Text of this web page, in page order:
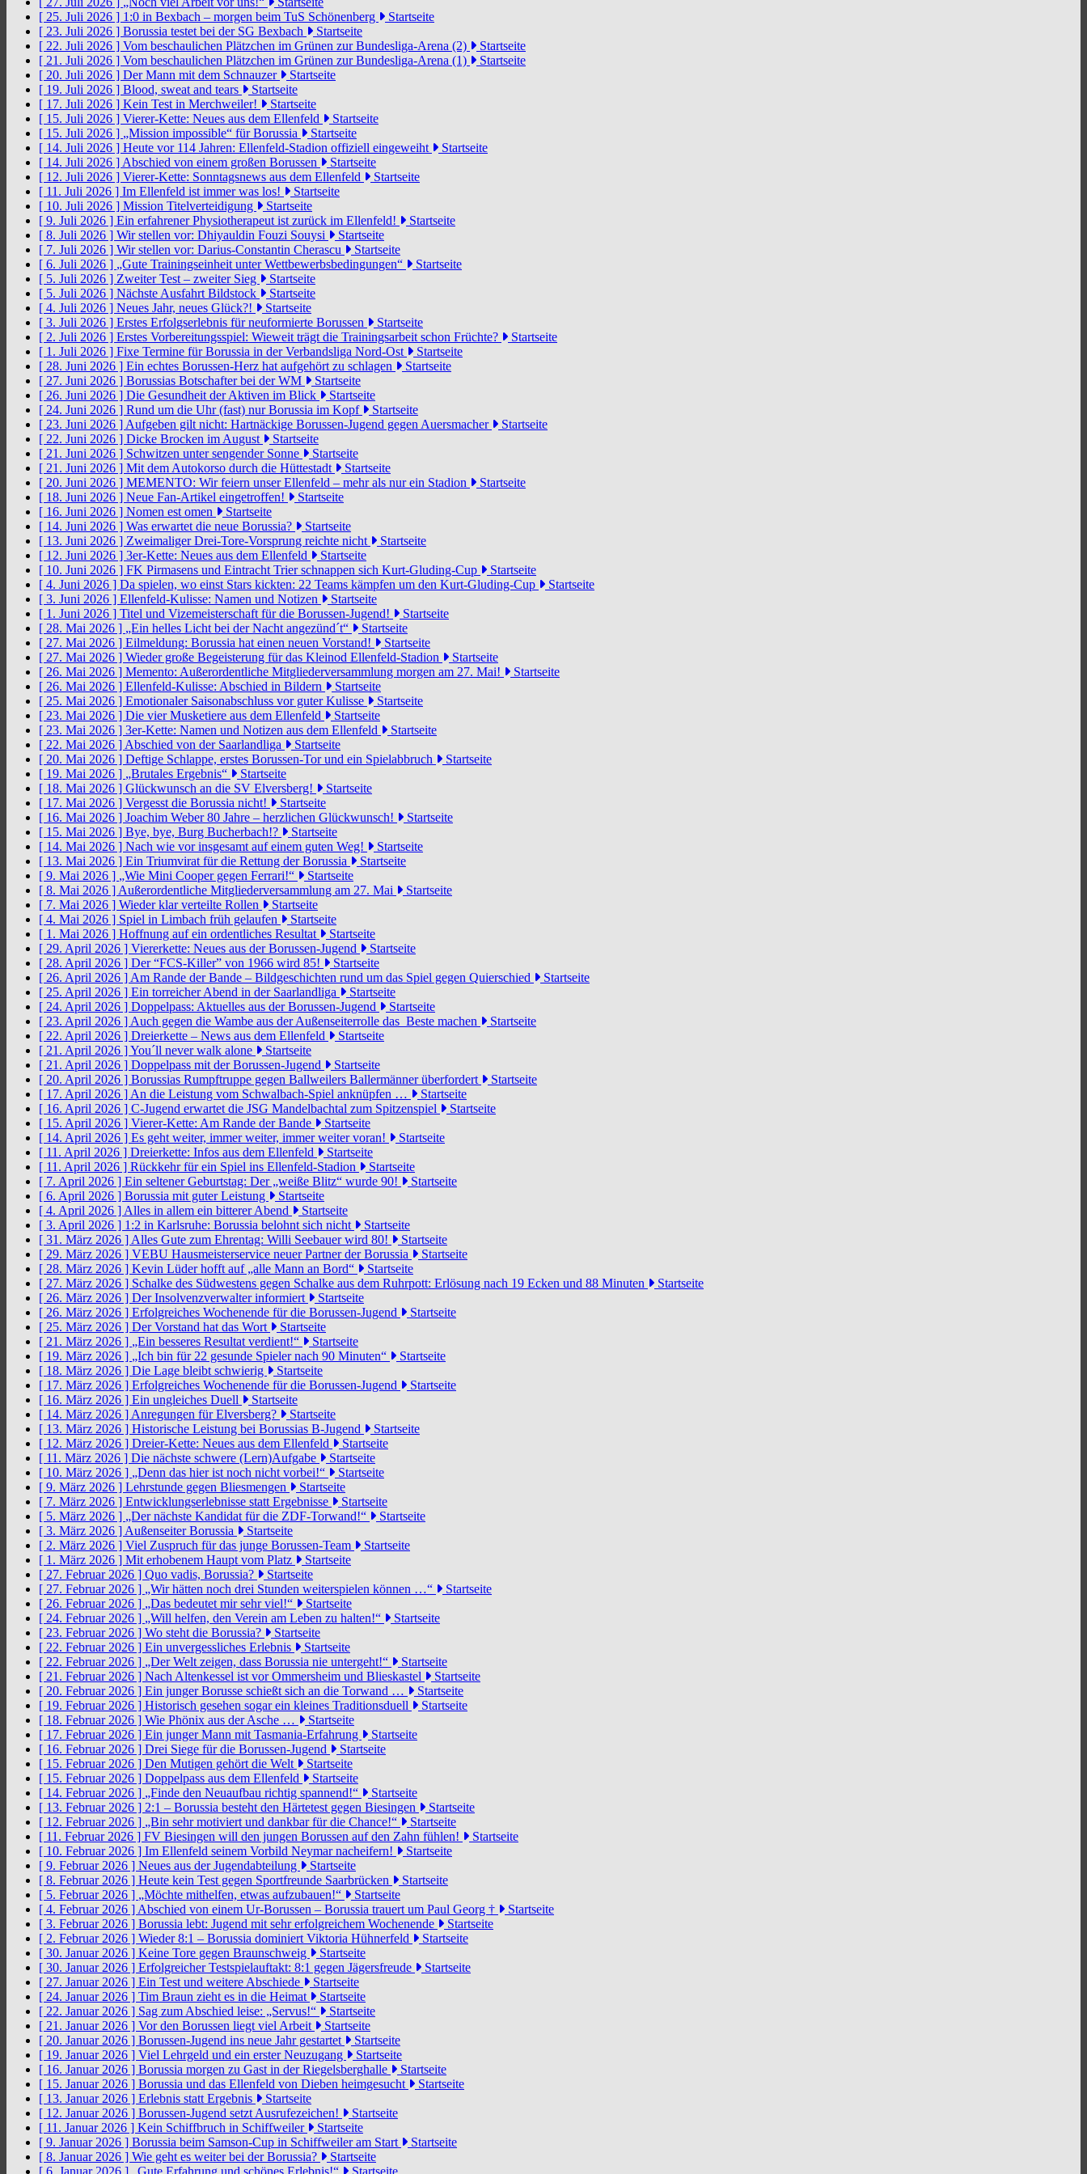
[ 25. Juli 2026 ] 1:0 in Bexbach – morgen beim TuS Schönenberg
Startseite
[ 23. Juli 2026 ] Borussia testet bei der SG Bexbach
Startseite
[ 22. Juli 2026 ] Vom beschaulichen Plätzchen im Grünen zur Bundesliga-Arena (2)
Startseite
[ 21. Juli 2026 ] Vom beschaulichen Plätzchen im Grünen zur Bundesliga-Arena (1)
Startseite
[ 20. Juli 2026 ] Der Mann mit dem Schnauzer
Startseite
[ 19. Juli 2026 ] Blood, sweat and tears
Startseite
[ 17. Juli 2026 ] Kein Test in Merchweiler!
Startseite
[ 15. Juli 2026 ] Vierer-Kette: Neues aus dem Ellenfeld
Startseite
[ 15. Juli 2026 ] „Mission impossible“ für Borussia
Startseite
[ 14. Juli 2026 ] Heute vor 114 Jahren: Ellenfeld-Stadion offiziell eingeweiht
Startseite
[ 14. Juli 2026 ] Abschied von einem großen Borussen
Startseite
[ 12. Juli 2026 ] Vierer-Kette: Sonntagsnews aus dem Ellenfeld
Startseite
[ 11. Juli 2026 ] Im Ellenfeld ist immer was los!
Startseite
[ 10. Juli 2026 ] Mission Titelverteidigung
Startseite
[ 9. Juli 2026 ] Ein erfahrener Physiotherapeut ist zurück im Ellenfeld!
Startseite
[ 8. Juli 2026 ] Wir stellen vor: Dhiyauldin Fouzi Souysi
Startseite
[ 7. Juli 2026 ] Wir stellen vor: Darius-Constantin Cherascu
Startseite
[ 6. Juli 2026 ] „Gute Trainingseinheit unter Wettbewerbsbedingungen“
Startseite
[ 5. Juli 2026 ] Zweiter Test – zweiter Sieg
Startseite
[ 5. Juli 2026 ] Nächste Ausfahrt Bildstock
Startseite
[ 4. Juli 2026 ] Neues Jahr, neues Glück?!
Startseite
[ 3. Juli 2026 ] Erstes Erfolgserlebnis für neuformierte Borussen
Startseite
[ 2. Juli 2026 ] Erstes Vorbereitungsspiel: Wieweit trägt die Trainingsarbeit schon Früchte?
Startseite
[ 1. Juli 2026 ] Fixe Termine für Borussia in der Verbandsliga Nord-Ost
Startseite
[ 28. Juni 2026 ] Ein echtes Borussen-Herz hat aufgehört zu schlagen
Startseite
[ 27. Juni 2026 ] Borussias Botschafter bei der WM
Startseite
[ 26. Juni 2026 ] Die Gesundheit der Aktiven im Blick
Startseite
[ 24. Juni 2026 ] Rund um die Uhr (fast) nur Borussia im Kopf
Startseite
[ 23. Juni 2026 ] Aufgeben gilt nicht: Hartnäckige Borussen-Jugend gegen Auersmacher
Startseite
[ 22. Juni 2026 ] Dicke Brocken im August
Startseite
[ 21. Juni 2026 ] Schwitzen unter sengender Sonne
Startseite
[ 21. Juni 2026 ] Mit dem Autokorso durch die Hüttestadt
Startseite
[ 20. Juni 2026 ] MEMENTO: Wir feiern unser Ellenfeld – mehr als nur ein Stadion
Startseite
[ 18. Juni 2026 ] Neue Fan-Artikel eingetroffen!
Startseite
[ 16. Juni 2026 ] Nomen est omen
Startseite
[ 14. Juni 2026 ] Was erwartet die neue Borussia?
Startseite
[ 13. Juni 2026 ] Zweimaliger Drei-Tore-Vorsprung reichte nicht
Startseite
[ 12. Juni 2026 ] 3er-Kette: Neues aus dem Ellenfeld
Startseite
[ 10. Juni 2026 ] FK Pirmasens und Eintracht Trier schnappen sich Kurt-Gluding-Cup
Startseite
[ 4. Juni 2026 ] Da spielen, wo einst Stars kickten: 22 Teams kämpfen um den Kurt-Gluding-Cup
Startseite
[ 3. Juni 2026 ] Ellenfeld-Kulisse: Namen und Notizen
Startseite
[ 1. Juni 2026 ] Titel und Vizemeisterschaft für die Borussen-Jugend!
Startseite
[ 28. Mai 2026 ] „Ein helles Licht bei der Nacht angezünd´t“
Startseite
[ 27. Mai 2026 ] Eilmeldung: Borussia hat einen neuen Vorstand!
Startseite
[ 27. Mai 2026 ] Wieder große Begeisterung für das Kleinod Ellenfeld-Stadion
Startseite
[ 26. Mai 2026 ] Memento: Außerordentliche Mitgliederversammlung morgen am 27. Mai!
Startseite
[ 26. Mai 2026 ] Ellenfeld-Kulisse: Abschied in Bildern
Startseite
[ 25. Mai 2026 ] Emotionaler Saisonabschluss vor guter Kulisse
Startseite
[ 23. Mai 2026 ] Die vier Musketiere aus dem Ellenfeld
Startseite
[ 23. Mai 2026 ] 3er-Kette: Namen und Notizen aus dem Ellenfeld
Startseite
[ 22. Mai 2026 ] Abschied von der Saarlandliga
Startseite
[ 20. Mai 2026 ] Deftige Schlappe, erstes Borussen-Tor und ein Spielabbruch
Startseite
[ 19. Mai 2026 ] „Brutales Ergebnis“
Startseite
[ 18. Mai 2026 ] Glückwunsch an die SV Elversberg!
Startseite
[ 17. Mai 2026 ] Vergesst die Borussia nicht!
Startseite
[ 16. Mai 2026 ] Joachim Weber 80 Jahre – herzlichen Glückwunsch!
Startseite
[ 15. Mai 2026 ] Bye, bye, Burg Bucherbach!?
Startseite
[ 14. Mai 2026 ] Nach wie vor insgesamt auf einem guten Weg!
Startseite
[ 13. Mai 2026 ] Ein Triumvirat für die Rettung der Borussia
Startseite
[ 9. Mai 2026 ] „Wie Mini Cooper gegen Ferrari!“
Startseite
[ 8. Mai 2026 ] Außerordentliche Mitgliederversammlung am 27. Mai
Startseite
[ 7. Mai 2026 ] Wieder klar verteilte Rollen
Startseite
[ 4. Mai 2026 ] Spiel in Limbach früh gelaufen
Startseite
[ 1. Mai 2026 ] Hoffnung auf ein ordentliches Resultat
Startseite
[ 29. April 2026 ] Viererkette: Neues aus der Borussen-Jugend
Startseite
[ 28. April 2026 ] Der “FCS-Killer” von 1966 wird 85!
Startseite
[ 26. April 2026 ] Am Rande der Bande – Bildgeschichten rund um das Spiel gegen Quierschied
Startseite
[ 25. April 2026 ] Ein torreicher Abend in der Saarlandliga
Startseite
[ 24. April 2026 ] Doppelpass: Aktuelles aus der Borussen-Jugend
Startseite
[ 23. April 2026 ] Auch gegen die Wambe aus der Außenseiterrolle das Beste machen
Startseite
[ 22. April 2026 ] Dreierkette – News aus dem Ellenfeld
Startseite
[ 21. April 2026 ]You´ll never walk alone
Startseite
[ 21. April 2026 ] Doppelpass mit der Borussen-Jugend
Startseite
[ 20. April 2026 ] Borussias Rumpftruppe gegen Ballweilers Ballermänner überfordert
Startseite
[ 17. April 2026 ] An die Leistung vom Schwalbach-Spiel anknüpfen …
Startseite
[ 16. April 2026 ] C-Jugend erwartet die JSG Mandelbachtal zum Spitzenspiel
Startseite
[ 15. April 2026 ] Vierer-Kette: Am Rande der Bande
Startseite
[ 14. April 2026 ] Es geht weiter, immer weiter, immer weiter voran!
Startseite
[ 11. April 2026 ] Dreierkette: Infos aus dem Ellenfeld
Startseite
[ 11. April 2026 ] Rückkehr für ein Spiel ins Ellenfeld-Stadion
Startseite
[ 7. April 2026 ] Ein seltener Geburtstag: Der „weiße Blitz“ wurde 90!
Startseite
[ 6. April 2026 ] Borussia mit guter Leistung
Startseite
[ 4. April 2026 ] Alles in allem ein bitterer Abend
Startseite
[ 3. April 2026 ] 1:2 in Karlsruhe: Borussia belohnt sich nicht
Startseite
[ 31. März 2026 ] Alles Gute zum Ehrentag: Willi Seebauer wird 80!
Startseite
[ 29. März 2026 ] VEBU Hausmeisterservice neuer Partner der Borussia
Startseite
[ 28. März 2026 ] Kevin Lüder hofft auf „alle Mann an Bord“
Startseite
[ 27. März 2026 ] Schalke des Südwestens gegen Schalke aus dem Ruhrpott: Erlösung nach 19 Ecken und 88 Minuten
Startseite
[ 26. März 2026 ] Der Insolvenzverwalter informiert
Startseite
[ 26. März 2026 ] Erfolgreiches Wochenende für die Borussen-Jugend
Startseite
[ 25. März 2026 ] Der Vorstand hat das Wort
Startseite
[ 21. März 2026 ] „Ein besseres Resultat verdient!“
Startseite
[ 19. März 2026 ] „Ich bin für 22 gesunde Spieler nach 90 Minuten“
Startseite
[ 18. März 2026 ] Die Lage bleibt schwierig
Startseite
[ 17. März 2026 ] Erfolgreiches Wochenende für die Borussen-Jugend
Startseite
[ 16. März 2026 ] Ein ungleiches Duell
Startseite
[ 14. März 2026 ] Anregungen für Elversberg?
Startseite
[ 13. März 2026 ] Historische Leistung bei Borussias B-Jugend
Startseite
[ 12. März 2026 ] Dreier-Kette: Neues aus dem Ellenfeld
Startseite
[ 11. März 2026 ] Die nächste schwere (Lern)Aufgabe
Startseite
[ 10. März 2026 ] „Denn das hier ist noch nicht vorbei!“
Startseite
[ 9. März 2026 ] Lehrstunde gegen Bliesmengen
Startseite
[ 7. März 2026 ] Entwicklungserlebnisse statt Ergebnisse
Startseite
[ 5. März 2026 ] „Der nächste Kandidat für die ZDF-Torwand!“
Startseite
[ 3. März 2026 ] Außenseiter Borussia
Startseite
[ 2. März 2026 ] Viel Zuspruch für das junge Borussen-Team
Startseite
[ 1. März 2026 ] Mit erhobenem Haupt vom Platz
Startseite
[ 27. Februar 2026 ] Quo vadis, Borussia?
Startseite
[ 27. Februar 2026 ] „Wir hätten noch drei Stunden weiterspielen können …“
Startseite
[ 26. Februar 2026 ] „Das bedeutet mir sehr viel!“
Startseite
[ 24. Februar 2026 ] „Will helfen, den Verein am Leben zu halten!“
Startseite
[ 23. Februar 2026 ] Wo steht die Borussia?
Startseite
[ 22. Februar 2026 ] Ein unvergessliches Erlebnis
Startseite
[ 22. Februar 2026 ] „Der Welt zeigen, dass Borussia nie untergeht!“
Startseite
[ 21. Februar 2026 ] Nach Altenkessel ist vor Ommersheim und Blieskastel
Startseite
[ 20. Februar 2026 ] Ein junger Borusse schießt sich an die Torwand …
Startseite
[ 19. Februar 2026 ] Historisch gesehen sogar ein kleines Traditionsduell
Startseite
[ 18. Februar 2026 ] Wie Phönix aus der Asche …
Startseite
[ 17. Februar 2026 ] Ein junger Mann mit Tasmania-Erfahrung
Startseite
[ 16. Februar 2026 ] Drei Siege für die Borussen-Jugend
Startseite
[ 15. Februar 2026 ] Den Mutigen gehört die Welt
Startseite
[ 15. Februar 2026 ] Doppelpass aus dem Ellenfeld
Startseite
[ 14. Februar 2026 ] „Finde den Neuaufbau richtig spannend!“
Startseite
[ 13. Februar 2026 ] 2:1 – Borussia besteht den Härtetest gegen Biesingen
Startseite
[ 12. Februar 2026 ] „Bin sehr motiviert und dankbar für die Chance!“
Startseite
[ 11. Februar 2026 ] FV Biesingen will den jungen Borussen auf den Zahn fühlen!
Startseite
[ 10. Februar 2026 ] Im Ellenfeld seinem Vorbild Neymar nacheifern!
Startseite
[ 9. Februar 2026 ] Neues aus der Jugendabteilung
Startseite
[ 8. Februar 2026 ] Heute kein Test gegen Sportfreunde Saarbrücken
Startseite
[ 5. Februar 2026 ] „Möchte mithelfen, etwas aufzubauen!“
Startseite
[ 4. Februar 2026 ] Abschied von einem Ur-Borussen – Borussia trauert um Paul Georg †
Startseite
[ 3. Februar 2026 ] Borussia lebt: Jugend mit sehr erfolgreichem Wochenende
Startseite
[ 2. Februar 2026 ] Wieder 8:1 – Borussia dominiert Viktoria Hühnerfeld
Startseite
[ 30. Januar 2026 ] Keine Tore gegen Braunschweig
Startseite
[ 30. Januar 2026 ] Erfolgreicher Testspielauftakt: 8:1 gegen Jägersfreude
Startseite
[ 27. Januar 2026 ] Ein Test und weitere Abschiede
Startseite
[ 24. Januar 2026 ] Tim Braun zieht es in die Heimat
Startseite
[ 22. Januar 2026 ] Sag zum Abschied leise: „Servus!“
Startseite
[ 21. Januar 2026 ] Vor den Borussen liegt viel Arbeit
Startseite
[ 20. Januar 2026 ] Borussen-Jugend ins neue Jahr gestartet
Startseite
[ 19. Januar 2026 ] Viel Lehrgeld und ein erster Neuzugang
Startseite
[ 16. Januar 2026 ] Borussia morgen zu Gast in der Riegelsberghalle
Startseite
[ 15. Januar 2026 ] Borussia und das Ellenfeld von Dieben heimgesucht
Startseite
[ 13. Januar 2026 ] Erlebnis statt Ergebnis
Startseite
[ 12. Januar 2026 ] Borussen-Jugend setzt Ausrufezeichen!
Startseite
[ 11. Januar 2026 ] Kein Schiffbruch in Schiffweiler
Startseite
[ 9. Januar 2026 ] Borussia beim Samson-Cup in Schiffweiler am Start
Startseite
[ 8. Januar 2026 ] Wie geht es weiter bei der Borussia?
Startseite
[ 6. Januar 2026 ]
„Gute Erfahrung und schönes Erlebnis!“ Startseite